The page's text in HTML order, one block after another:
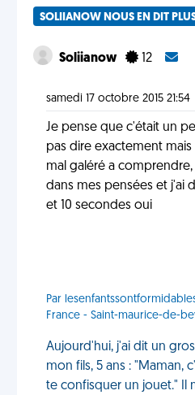
SOLIIANOW NOUS EN DIT
Soliianow 12
samedi 17 octobre 2015 21:54
Je pense que c'était un
pas dire exactement
mal galéré a
dans mes pensées et j'ai
et 10 secondes oui
Par
France - Saint-maurice-de-
Aujourd'hui, j'ai dit un
mon fils, 5 ans : "Maman,
te confisquer un jouet." Il